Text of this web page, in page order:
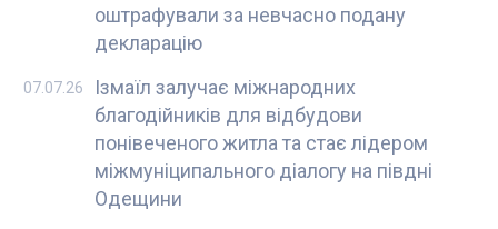
оштрафували за невчасно подану
декларацію
Ізмаїл залучає міжнародних
благодійників для відбудови
понівеченого житла та стає лідером
міжмуніципального діалогу на півдні
Одещини
07.07.26